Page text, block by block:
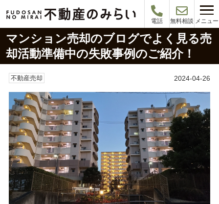
電話 無料相談 メニュー
マンション売却のブログでよく見る売
却活動準備中の失敗事例のご紹介！
不動産売却 2024-04-26